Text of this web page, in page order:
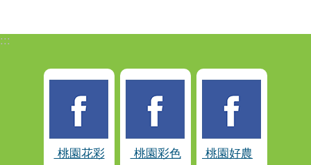
:::
桃園花彩
桃園彩色
桃園好農